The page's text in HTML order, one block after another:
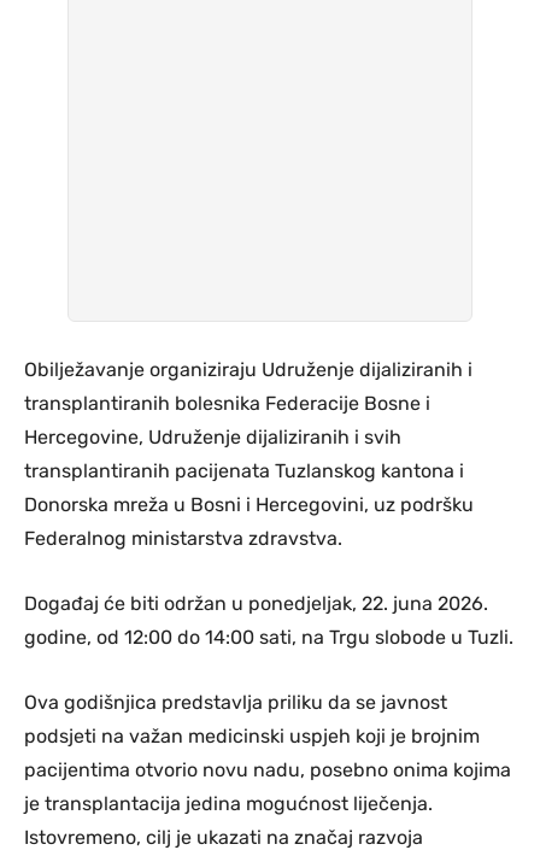
Obilježavanje organiziraju Udruženje dijaliziranih i
transplantiranih bolesnika Federacije Bosne i
Hercegovine, Udruženje dijaliziranih i svih
transplantiranih pacijenata Tuzlanskog kantona i
Donorska mreža u Bosni i Hercegovini, uz podršku
Federalnog ministarstva zdravstva.
Događaj će biti održan u ponedjeljak, 22. juna 2026.
godine, od 12:00 do 14:00 sati, na Trgu slobode u Tuzli.
Ova godišnjica predstavlja priliku da se javnost
podsjeti na važan medicinski uspjeh koji je brojnim
pacijentima otvorio novu nadu, posebno onima kojima
je transplantacija jedina mogućnost liječenja.
Istovremeno, cilj je ukazati na značaj razvoja